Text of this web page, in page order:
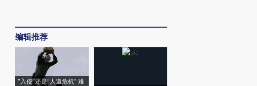
编辑推荐
“入侵”还是“人道危机” 难